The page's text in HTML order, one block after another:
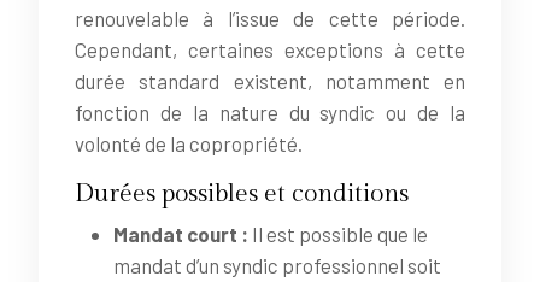
renouvelable à l’issue de cette période.
Cependant, certaines exceptions à cette
durée standard existent, notamment en
fonction de la nature du syndic ou de la
volonté de la copropriété.
Durées possibles et conditions
Mandat court : Il est possible que le
mandat d’un syndic professionnel soit